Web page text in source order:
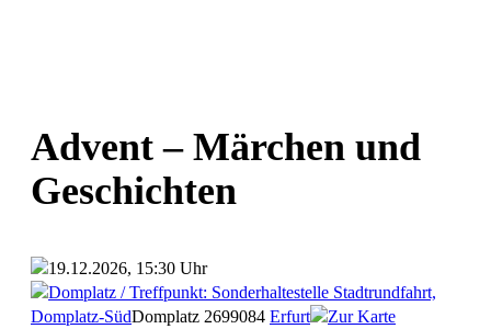
Advent – Märchen und
Geschichten
19.12.2026, 15:30 Uhr
Domplatz / Treffpunkt: Sonderhaltestelle Stadtrundfahrt,
Domplatz-SüdDomplatz 2699084 Erfurt
Zur Karte